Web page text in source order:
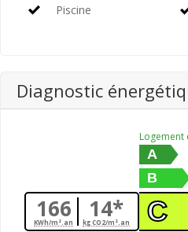
Piscine
Diagnostic
166
KWh/m².an 14*
kg CO2/m².an
Logement
A
B
C